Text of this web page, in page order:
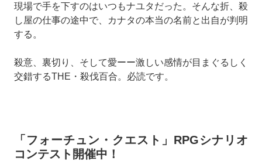
現場で手を下すのはいつもナユタだった。そんな折、殺
し屋の仕事の途中で、カナタの本当の名前と出自が判明
する。
殺意、裏切り、そして愛ーー激しい感情が目まぐるしく
交錯するTHE・殺伐百合。必読です。
「フォーチュン・クエスト」RPGシナリオ
コンテスト開催中！